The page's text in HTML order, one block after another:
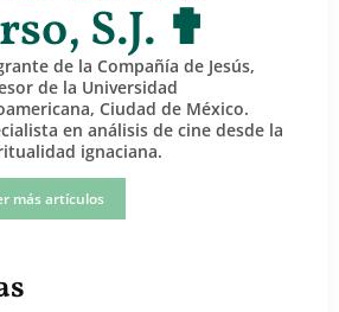
S.J. ✟
de la Compañía de Jesús,
de la Universidad
Ciudad de México.
en análisis de cine desde la
ignaciana.
más artículos